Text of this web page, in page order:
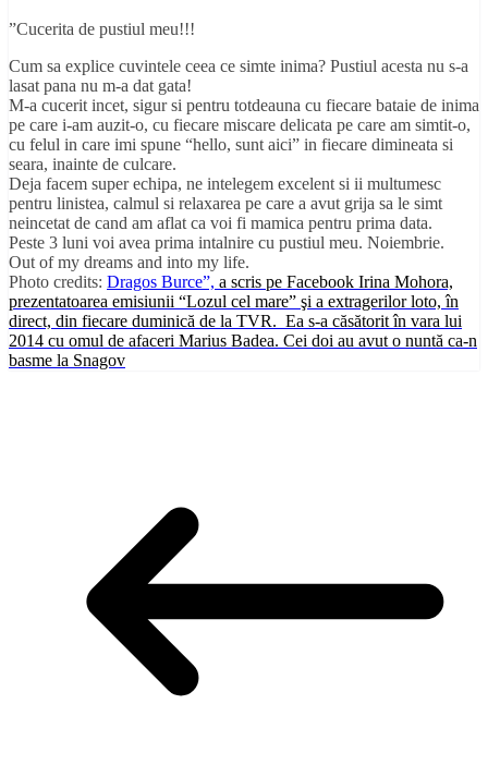
”Cucerita de pustiul meu!!!
Cum sa explice cuvintele ceea ce simte inima? Pustiul acesta nu s-a
lasat pana nu m-a dat gata!
M-a cucerit incet, sigur si pentru totdeauna cu fiecare bataie de inima
pe care i-am auzit-o, cu fiecare miscare delicata pe care am simtit-o,
cu felul in care imi spune “hello, sunt aici” in fiecare dimineata si
seara, inainte de culcare.
Deja facem super echipa, ne intelegem excelent si ii multumesc
pentru linistea, calmul si relaxarea pe care a avut grija sa le simt
neincetat de cand am aflat ca voi fi mamica pentru prima data.
Peste 3 luni voi avea prima intalnire cu pustiul meu. Noiembrie.
Out of my dreams and into my life.
Photo credits: Dragos Burce”, a scris pe Facebook Irina Mohora,
prezentatoarea emisiunii “Lozul cel mare” şi a extragerilor loto, în
direct, din fiecare duminică de la TVR. Ea s-a căsătorit în vara lui
2014 cu omul de afaceri Marius Badea. Cei doi au avut o nuntă ca-n
basme la Snagov